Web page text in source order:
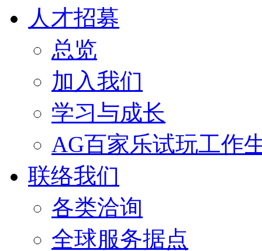
人才招募
总览
加入我们
学习与成长
AG百家乐试玩工作
联络我们
各类洽询
全球服务据点